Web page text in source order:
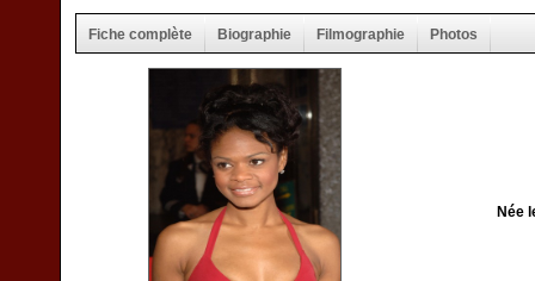
Fiche complète Biographie Filmographie Photos
Née